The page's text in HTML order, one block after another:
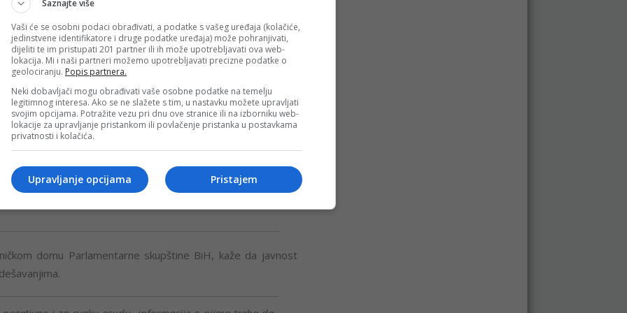
da li je letjelica u međuvremenu popravljena ili je
letačke obuke pripadnika Brigade vazdušnih snaga i
za letačku obuku 13. aprila 2022.
je 28. avgusta prošle godine, kada je helikopter OS BiH
dok su jedinice OS imale probu pred vježbu, ali ni o tom
štete, ali je potonuo”, rekao je tada ministar odbrane BiH
domu Parlamentarne skupštine BiH, kaže da javnost
Saznajte više
Vaši će se osobni podaci obrađivati, a podatke s vašeg uređaja (kolačiće,
jedinstvene identifikatore i druge podatke uređaja) može pohranjivati,
dijeliti te im pristupati 201 partner ili ih može upotrebljavati ova web-
lokacija. Mi i naši partneri možemo upotrebljavati precizne podatke o
geolociranju. Popis partnera.
Neki dobavljači mogu obrađivati vaše osobne podatke na temelju
legitimnog interesa. Ako se ne slažete s tim, u nastavku možete upravljati
svojim opcijama. Potražite vezu pri dnu ove stranice ili na izborniku web-
lokacije za upravljanje pristankom ili povlačenje pristanka u postavkama
privatnosti i kolačića.
Pristajem
Upravljanje opcijama